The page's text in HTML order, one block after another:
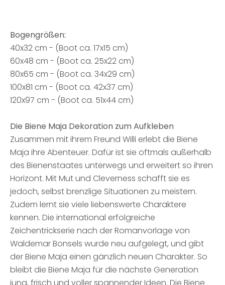
Bogengrößen:
40x32 cm - (Boot ca. 17x15 cm)
60x48 cm - (Boot ca. 25x22 cm)
80x65 cm - (Boot ca. 34x29 cm)
100x81 cm - (Boot ca. 42x37 cm)
120x97 cm - (Boot ca. 51x44 cm)
Die Biene Maja Dekoration zum Aufkleben
Zusammen mit ihrem Freund Willi erlebt die Biene
Maja ihre Abenteuer. Dafür ist sie oftmals außerhalb
des Bienenstaates unterwegs und erweitert so ihren
Horizont. Mit Mut und Cleverness schafft sie es
jedoch, selbst brenzlige Situationen zu meistern.
Zudem lernt sie viele liebenswerte Charaktere
kennen. Die international erfolgreiche
Zeichentrickserie nach der Romanvorlage von
Waldemar Bonsels wurde neu aufgelegt, und gibt
der Biene Maja einen gänzlich neuen Charakter. So
bleibt die Biene Maja für die nächste Generation